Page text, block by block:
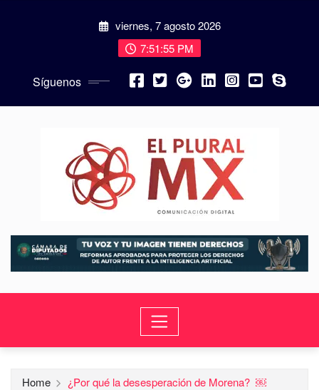
viernes, 7 agosto 2026
7:51:57 PM
Síguenos
Home ¿Por qué la desesperación de Morena? ￼